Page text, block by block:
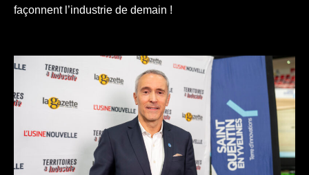
façonnent l’industrie de demain !